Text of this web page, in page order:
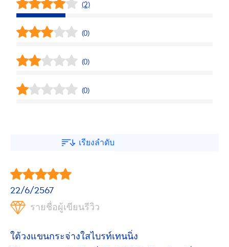
(2)
(0)
(0)
(0)
เรียงลำดับ
22/6/2567
รายชื่อผู้เขียนรีวิว
ใต้วงแขนกระจ่างใสไบรท์เทนนิ่ง